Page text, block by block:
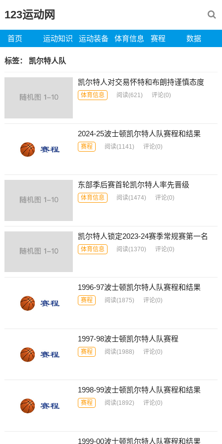
123运动网
首页 运动知识 运动装备 体育信息 赛程 数据
标签： 凯尔特人队
凯尔特人对交易怀特和布朗持谨慎态度
体育信息 阅读(621) 评论(0)
2024-25波士顿凯尔特人队赛程和结果
赛程 阅读(1141) 评论(0)
东部季后赛首轮凯尔特人率先晋级
体育信息 阅读(1474) 评论(0)
凯尔特人锁定2023-24赛季常规赛第一名
体育信息 阅读(1370) 评论(0)
1996-97波士顿凯尔特人队赛程和结果
赛程 阅读(1875) 评论(0)
1997-98波士顿凯尔特人队赛程
赛程 阅读(1988) 评论(0)
1998-99波士顿凯尔特人队赛程和结果
赛程 阅读(1892) 评论(0)
1999-00波士顿凯尔特人队赛程和结果